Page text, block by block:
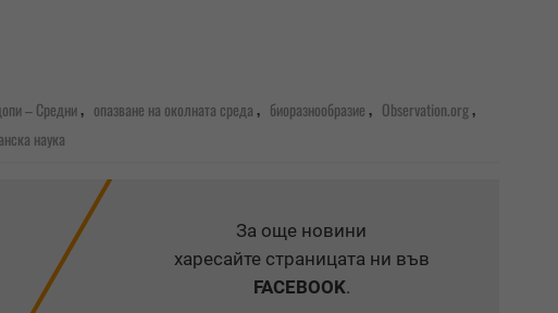
– Средни, опазване на околната среда, биоразнообразие, Observation.org,
наука
За още новини
харесайте страницата ни във
FACEBOOK.